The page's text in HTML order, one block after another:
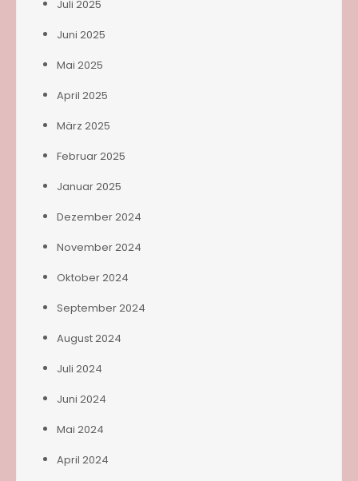
Juli 2025
Juni 2025
Mai 2025
April 2025
März 2025
Februar 2025
Januar 2025
Dezember 2024
November 2024
Oktober 2024
September 2024
August 2024
Juli 2024
Juni 2024
Mai 2024
April 2024